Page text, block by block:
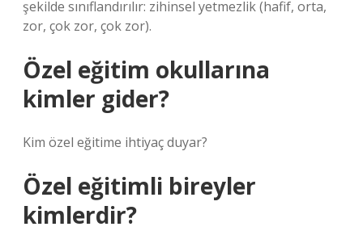
şekilde sınıflandırılır: zihinsel yetmezlik (hafif, orta,
zor, çok zor, çok zor).
Özel eğitim okullarına
kimler gider?
Kim özel eğitime ihtiyaç duyar?
Özel eğitimli bireyler
kimlerdir?